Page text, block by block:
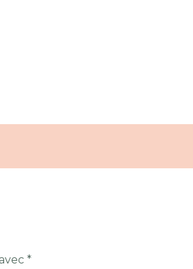
*